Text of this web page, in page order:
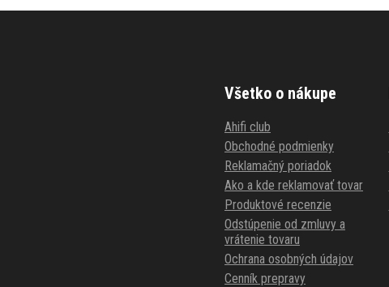
Všetko o nákupe
Ahifi club
Obchodné podmienky
Reklamačný poriadok
Ako a kde reklamovať tovar
Produktové recenzie
Odstúpenie od zmluvy a
vrátenie tovaru
Ochrana osobných údajov
Cenník prepravy